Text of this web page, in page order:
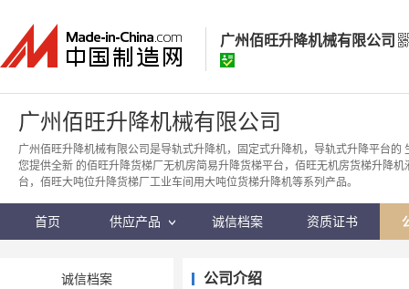
广州佰旺升降机械有限公司
广州佰旺升降机械有限公司
经营模式： 生产制造
所在地区：广东省 广州市
认证信息：
身份认证
广州佰旺升降机械有限公司
广州佰旺升降机械有限公司是导轨式升降机，固定式升降机，导轨式升降平台的
您提供全新 的佰旺升降货梯厂无机房简易升降货梯平台，佰旺无机房货梯升降
台，佰旺大吨位升降货梯厂工业车间用大吨位货梯升降机等系列产品。
首页 供应产品 诚信档案 资质证书
诚信档案 公司介绍